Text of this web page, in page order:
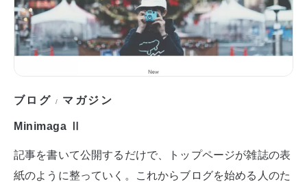
ブログ / マガジン
Minimaga Ⅱ
記事を書いて公開するだけで、トップページが雑誌の表
紙のように整っていく。これからブログを始める人のた